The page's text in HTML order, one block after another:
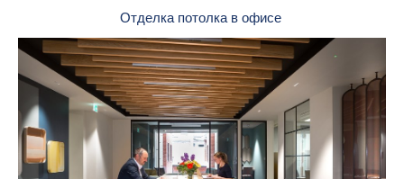
Отделка потолка в офисе